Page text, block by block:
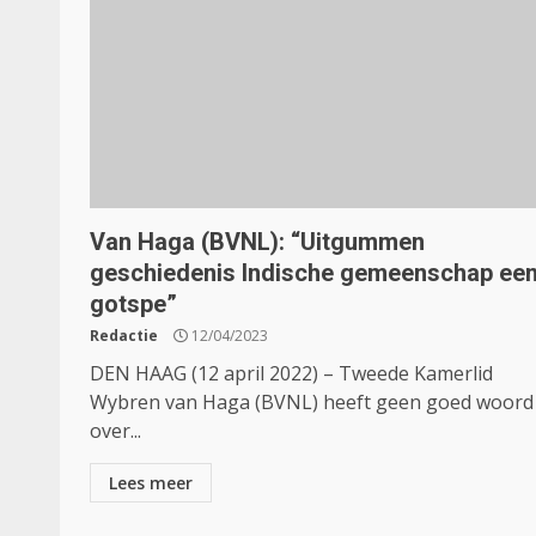
Van Haga (BVNL): “Uitgummen
geschiedenis Indische gemeenschap een
gotspe”
Redactie 12/04/2023
DEN HAAG (12 april 2022) – Tweede Kamerlid
Wybren van Haga (BVNL) heeft geen goed woord
over...
Lees meer